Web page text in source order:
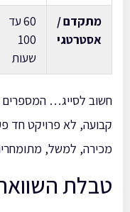
מתקדם /
אסטרטגי
60 עד
100
שעות
חשוב לסייג…
קבועה, לא פרויקט חד
מכירה, למשל,
טבלת